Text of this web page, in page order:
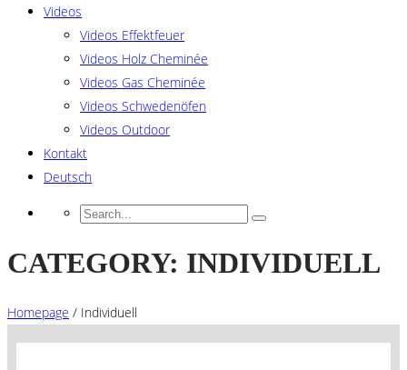
Videos
Videos Effektfeuer
Videos Holz Cheminée
Videos Gas Cheminée
Videos Schwedenöfen
Videos Outdoor
Kontakt
Deutsch
CATEGORY: INDIVIDUELL
Homepage / Individuell